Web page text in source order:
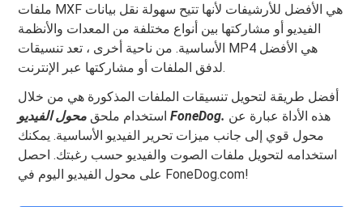
ملفات MXF هي الأفضل للأرشيفات لأنها تتيح سهولة نقل بيانات
الفيديو أو مشاركتها بين أنواع مختلفة من المعدات والأنظمة
الأساسية. من ناحية أخرى ، تعد تنسيقات MP4 هي الأفضل
لدفق الملفات أو مشاركتها عبر الإنترنت.
أفضل طريقة لتحويل تنسيقات الملفات المذكورة هي من خلال
استخدام ملحق محول الفيديو FoneDog.
محول قوي إلى جانب ميزات تحرير الفيديو الأساسية. يمكنك
استخدامه لتحويل ملفات الصوت والفيديو حسب رغبتك. احصل
على محول الفيديو اليوم في FoneDog.com!